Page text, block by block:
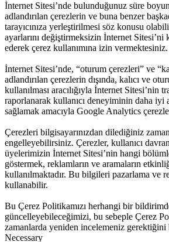
İnternet Sitesi’nde bulunduğunuz süre
adlandırılan çerezlerin ve buna benzer
tarayıcınıza yerleştirilmesi söz konusu
ayarlarını değiştirmeksizin İnternet Sitesi’ni
ederek çerez kullanımına izin vermektesiniz.
İnternet Sitesi’nde, “oturum çerezleri” ve
adlandırılan çerezlerin dışında, kalıcı ve
kullanılması aracılığıyla İnternet Sitesi’nin
raporlanarak kullanıcı deneyiminin daha iyi
sağlamak amacıyla Google Analytics
Çerezleri bilgisayarınızdan dilediğiniz
engelleyebilirsiniz. Çerezler, kullanıcı
üyelerimizin İnternet Sitesi’nin hangi
göstermek, reklamların ve aramaların
kullanılmaktadır. Bu bilgileri pazarlama ve
kullanabilir.
Bu Çerez Politikamızı herhangi bir
güncelleyebileceğimizi, bu sebeple Çerez
zamanlarda yeniden incelemeniz
Necessary